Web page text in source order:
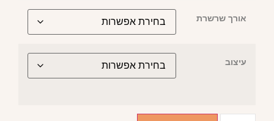
אורך שרשרת
עיצוב